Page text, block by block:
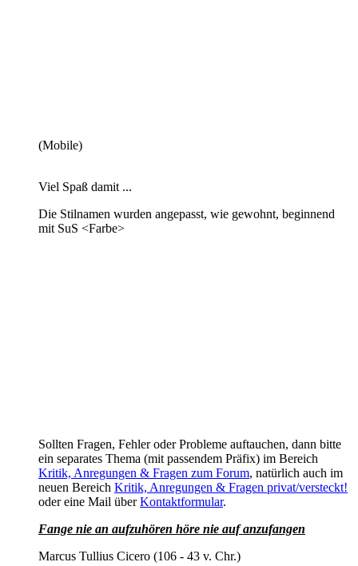
(Mobile)
Viel Spaß damit ...
Die Stilnamen wurden angepasst, wie gewohnt, beginnend
mit SuS <Farbe>
Sollten Fragen, Fehler oder Probleme auftauchen, dann bitte
ein separates Thema (mit passendem Präfix) im Bereich
Kritik, Anregungen & Fragen zum Forum, natürlich auch im
neuen Bereich Kritik, Anregungen & Fragen privat/versteckt!
oder eine Mail überKontaktformular.
Fange nie an aufzuhören höre nie auf anzufangen
Marcus Tullius Cicero (106 - 43 v. Chr.)